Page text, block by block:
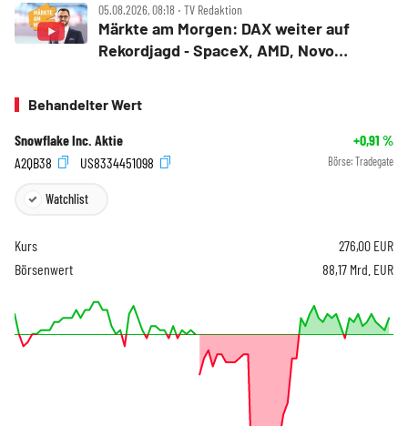
05.08.2026, 08:18 ‧ TV Redaktion
Märkte am Morgen: DAX weiter auf
Rekordjagd ‑ SpaceX, AMD, Novo
Behandelter Wert
Snowflake Inc. Aktie +0,91 %
A2QB38
US8334451098 Börse: Tradegate
Watchlist
Kurs 276,00 EUR
Börsenwert
88,17 Mrd. EUR